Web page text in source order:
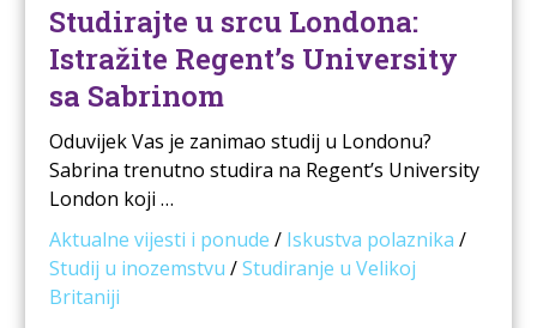
Studirajte u srcu Londona:
Istražite Regent’s University
sa Sabrinom
Oduvijek Vas je zanimao studij u Londonu?
Sabrina trenutno studira na Regent’s University
London koji …
Aktualne vijesti i ponude / Iskustva polaznika /
Studij u inozemstvu /Studiranje u Velikoj
Britaniji